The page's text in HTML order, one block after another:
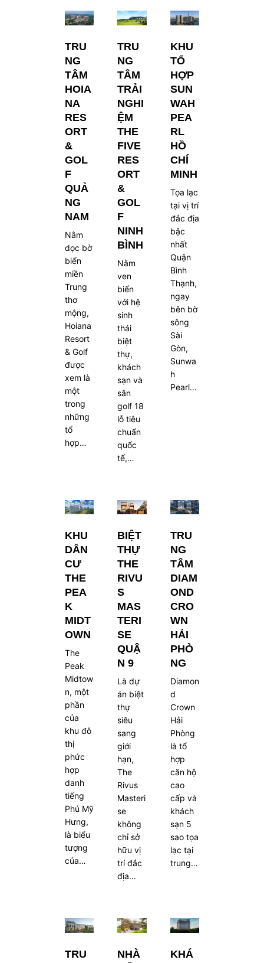
TRU
NG
TÂM
HOIA
NA
RES
ORT
&
GOL
F
QUẢ
NG
NAM
Nằm
dọc bờ
biển
miền
Trung
thơ
mộng,
Hoiana
Resort
& Golf
được
xem là
một
trong
những
tổ
hợp…
TRU
NG
TÂM
TRẢI
NGHI
ỆM
THE
FIVE
RES
ORT
&
GOL
F
NINH
BÌNH
Nằm
ven
biển
với hệ
sinh
thái
biệt
thự,
khách
sạn và
sân
golf 18
lỗ tiêu
chuẩn
quốc
tế,…
KHU
TỔ
HỢP
SUN
WAH
PEA
RL
HỒ
CHÍ
MINH
Tọa lạc
tại vị trí
đắc địa
bậc
nhất
Quận
Bình
Thạnh,
ngay
bên bờ
sông
Sài
Gòn,
Sunwa
h
Pearl…
KHU
DÂN
CƯ
THE
PEA
K
MIDT
OWN
The
Peak
Midtow
n, một
phần
của
khu đô
thị
phức
hợp
danh
tiếng
Phú Mỹ
Hưng,
là biểu
tượng
của…
BIỆT
THỰ
THE
RIVU
S
MAS
TERI
SE
QUẬ
N 9
Là dự
án biệt
thự
siêu
sang
giới
hạn,
The
Rivus
Masteri
se
không
chỉ sở
hữu vị
trí đắc
địa…
TRU
NG
TÂM
DIAM
OND
CRO
WN
HẢI
PHÒ
NG
Diamon
d
Crown
Hải
Phòng
là tổ
hợp
căn hộ
cao
cấp và
khách
sạn 5
sao tọa
lạc tại
trung…
TRU
NHÀ
KHÁ